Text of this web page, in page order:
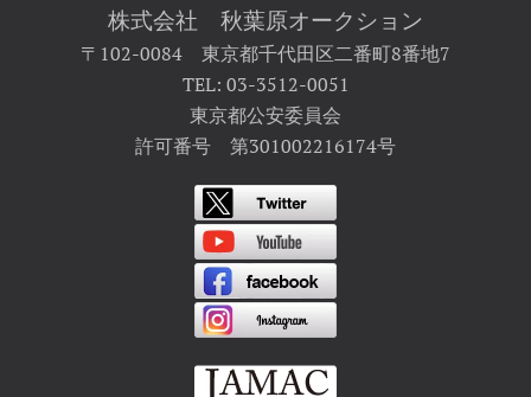
株式会社 秋葉原オークション
〒102-0084 東京都千代田区二番町8番地7
TEL: 03-3512-0051
東京都公安委員会
許可番号 第301002216174号